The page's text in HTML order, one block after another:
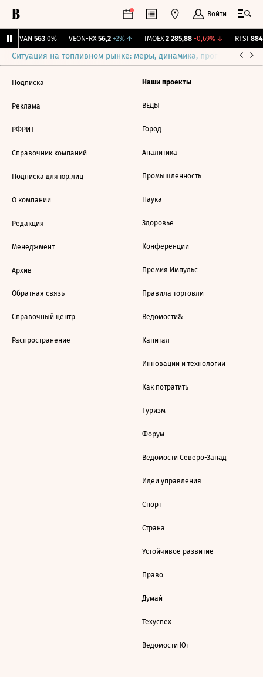
Войти
AVAN 563 0% VEON-RX 56,2 +2%↑ IMOEX 2 285,88 -0,69%↓ RTSI
Ситуация на топливном рынке: меры, динамика, прогнозы
Подписка
Реклама
РФРИТ
Справочник компаний
Подписка для юр.лиц
О компании
Редакция
Менеджмент
Архив
Обратная связь
Справочный центр
Распространение
Наши проекты
ВЕДЫ
Город
Аналитика
Промышленность
Наука
Здоровье
Конференции
Премия Импульс
Правила торговли
Ведомости&
Капитал
Инновации и технологии
Как потратить
Туризм
Форум
Ведомости Северо-Запад
Идеи управления
Спорт
Страна
Устойчивое развитие
Право
Думай
Техуспех
Ведомости Юг